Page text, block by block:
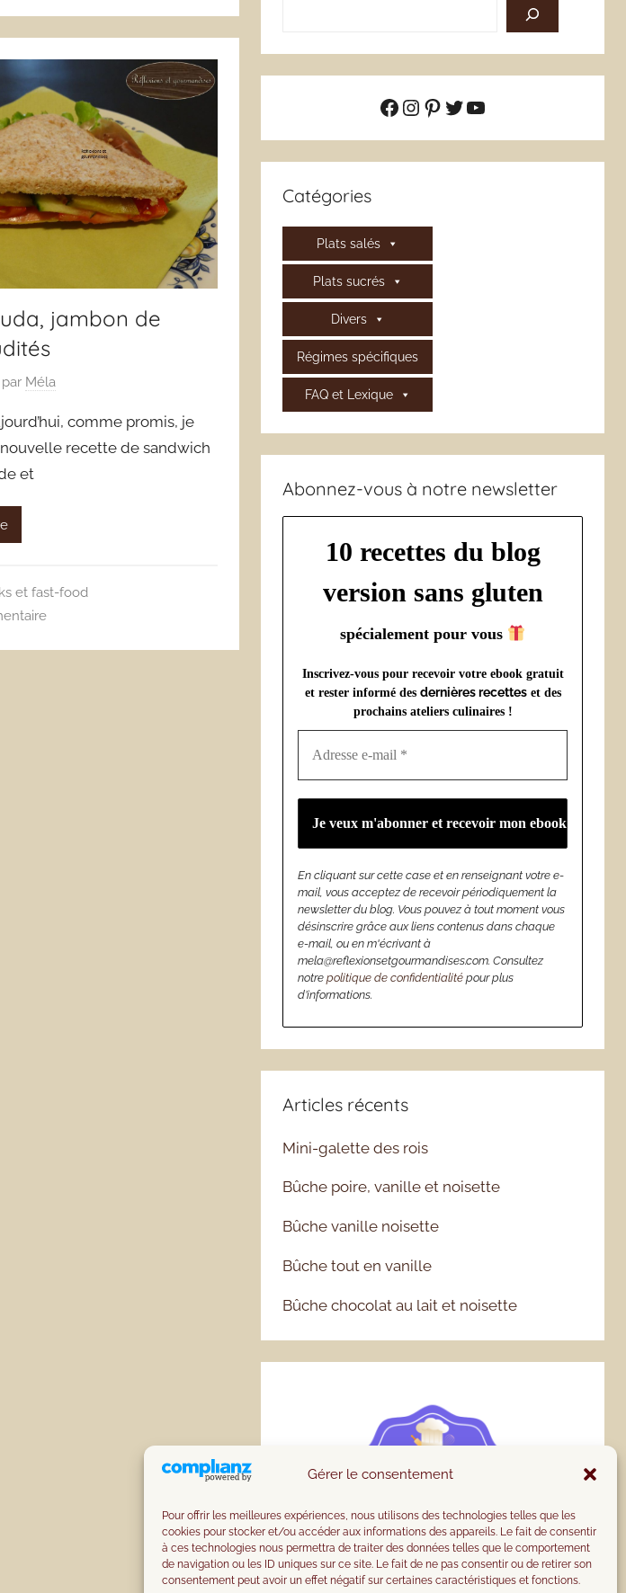
Gérer le consentement
Pour offrir les meilleures expériences, nous utilisons des technologies telles que les
cookies pour stocker et/ou accéder aux informations des appareils. Le fait de consentir
à ces technologies nous permettra de traiter des données telles que le comportement
de navigation ou les ID uniques sur ce site. Le fait de ne pas consentir ou de retirer son
consentement peut avoir un effet négatif sur certaines caractéristiques et fonctions.
jambon de
par Méla
comme promis, je
recette de sandwich
et
et fast-food
Facebook
Instagram
Pinterest
Twitter
YouTube
Catégories
Plats salés
Plats sucrés
Divers
Régimes spécifiques
FAQ et Lexique
Abonnez-vous à notre newsletter
10 recettes du blog
version sans gluten
spécialement pour vous
Inscrivez-vous pour recevoir votre ebook gratuit
et rester informé des dernières recettes et des
prochains ateliers culinaires !
En cliquant sur cette case et en renseignant votre e-
mail, vous acceptez de recevoir périodiquement la
newsletter du blog. Vous pouvez à tout moment vous
désinscrire grâce aux liens contenus dans chaque
e-mail, ou en m'écrivant à
mela@reflexionsetgourmandises.com. Consultez
notrepolitique de confidentialité pour plus
d’informations.
Articles récents
Mini-galette des rois
Bûche poire, vanille et noisette
Bûche vanille noisette
Bûche tout en vanille
Bûche chocolat au lait et noisette